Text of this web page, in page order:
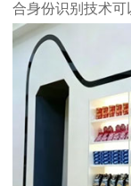
合身份识别技术可